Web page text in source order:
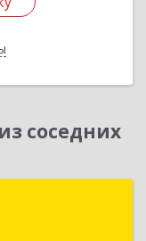
соседних